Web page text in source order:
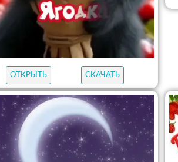
ОТКРЫТЬ СКАЧАТЬ